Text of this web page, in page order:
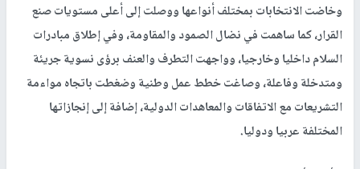
وخاضت الانتخابات بمختلف أنواعها ووصلت إلى أعلى مستويات صنع
القرار، كما ساهمت في نضال الصمود والمقاومة، وفي إطلاق مبادرات
السلام داخليا وخارجيا، وواجهت التطرف والعنف برؤى نسوية جريئة
ومتدخلة وفاعلة، وصاغت خطط عمل وطنية وضغطت باتجاه مواءمة
التشريعات مع الاتفاقات والمعاهدات الدولية، إضافة إلى إنجازاتها
المختلفة عربيا ودوليا.